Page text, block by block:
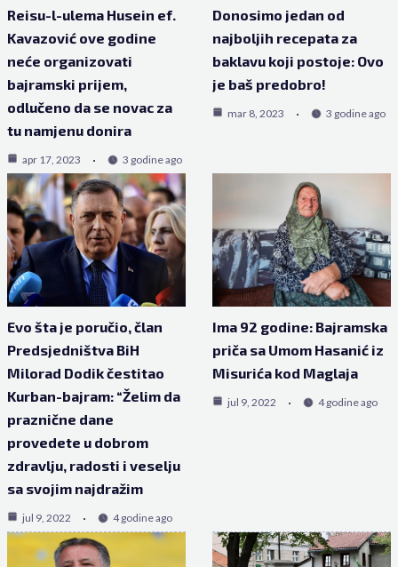
Reisu-l-ulema Husein ef.
Kavazović ove godine
neće organizovati
bajramski prijem,
odlučeno da se novac za
tu namjenu donira
apr 17, 2023 3 godine ago
Donosimo jedan od
najboljih recepata za
baklavu koji postoje: Ovo
je baš predobro!
mar 8, 2023 3 godine ago
Evo šta je poručio, član
Predsjedništva BiH
Milorad Dodik čestitao
Kurban-bajram: “Želim da
praznične dane
provedete u dobrom
zdravlju, radosti i veselju
sa svojim najdražim
jul 9, 2022 4 godine ago
Ima 92 godine: Bajramska
priča sa Umom Hasanić iz
Misurića kod Maglaja
jul 9, 2022 4 godine ago